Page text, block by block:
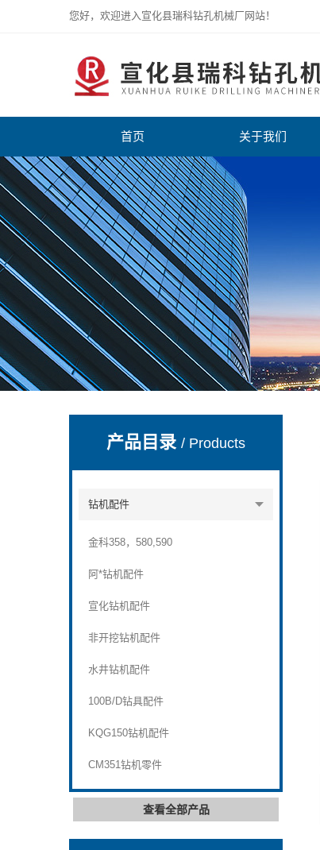
您好，欢迎进入宣化县瑞科钻孔机械厂网站！
宣化县瑞科钻孔机械厂
首页 关于我们
产品目录/ Products
钻机配件
金科358，580,590
阿*钻机配件
宣化钻机配件
非开挖钻机配件
水井钻机配件
100B/D钻具配件
KQG150钻机配件
CM351钻机零件
查看全部产品